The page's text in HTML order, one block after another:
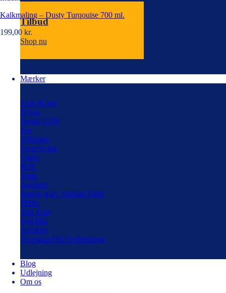
Tilbud
Shop nu
Mærker
Cole & son
Dylon
Detale CPH
Ege
Eijfenger
Ferm living
Gjøco
ROC
Jotun
Junckers
Jeanne d'arc Vintage Paint
Miller
Trip Trap
Polyfilla
Speckter
Skovgaard & Frydensberg
Blog
Udlejning
Om os
Kalkmaling – Dusty Turqouise 700 ml.
199,00 kr.